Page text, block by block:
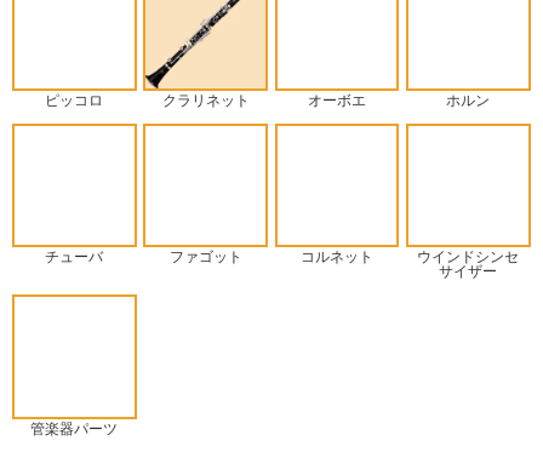
ピッコロ クラリネット オーボエ ホルン
チューバ ファゴット コルネット
ウインドシンセ
サイザー
管楽器パーツ